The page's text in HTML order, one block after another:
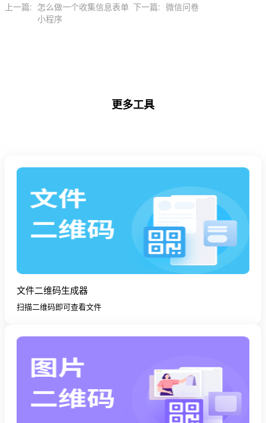
上一篇: 怎么做一个收集信息表单
小程序
下一篇: 微信问卷
更多工具
文件二维码生成器
扫描二维码即可查看文件